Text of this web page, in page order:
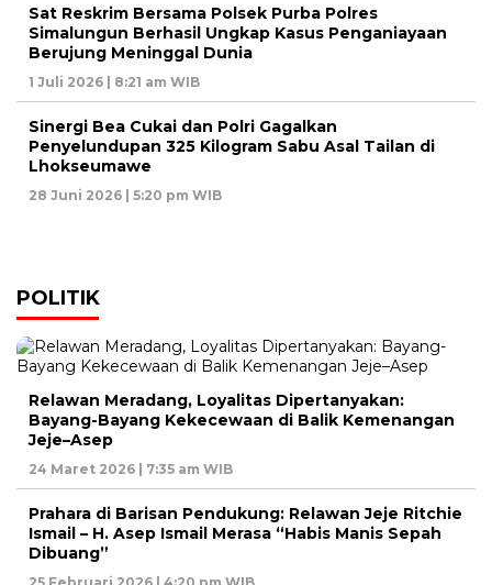
Sat Reskrim Bersama Polsek Purba Polres
Simalungun Berhasil Ungkap Kasus Penganiayaan
Berujung Meninggal Dunia
1 Juli 2026 | 8:21 am WIB
Sinergi Bea Cukai dan Polri Gagalkan
Penyelundupan 325 Kilogram Sabu Asal Tailan di
Lhokseumawe
28 Juni 2026 | 5:20 pm WIB
POLITIK
Relawan Meradang, Loyalitas Dipertanyakan:
Bayang-Bayang Kekecewaan di Balik Kemenangan
Jeje–Asep
24 Maret 2026 | 7:35 am WIB
Prahara di Barisan Pendukung: Relawan Jeje Ritchie
Ismail – H. Asep Ismail Merasa “Habis Manis Sepah
Dibuang”